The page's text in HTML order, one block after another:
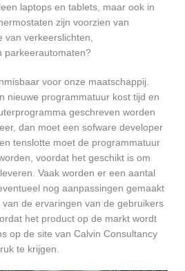
laptops en tablets, maar ook in
zijn voorzien van
van verkeerslichten,
parkeerautomaten?
voor onze maatschappij.
nieuwe programmatuur kost tijd en
geschreven worden
dan moet een sofware developer
tenslotte moet de programmatuur
voordat het geschikt is om
Vaak worden er een aantal
nog aanpassingen gemaakt
de ervaringen van de gebruikers
het product op de markt wordt
op de site van Calvin Consultancy
te krijgen.